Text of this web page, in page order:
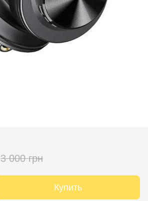
3 000 грн
Купить